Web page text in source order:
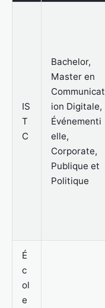
IS
T
C
Bachelor,
Master en
Communicat
ion Digitale,
Événementi
elle,
Corporate,
Publique et
Politique
É
c
ol
e